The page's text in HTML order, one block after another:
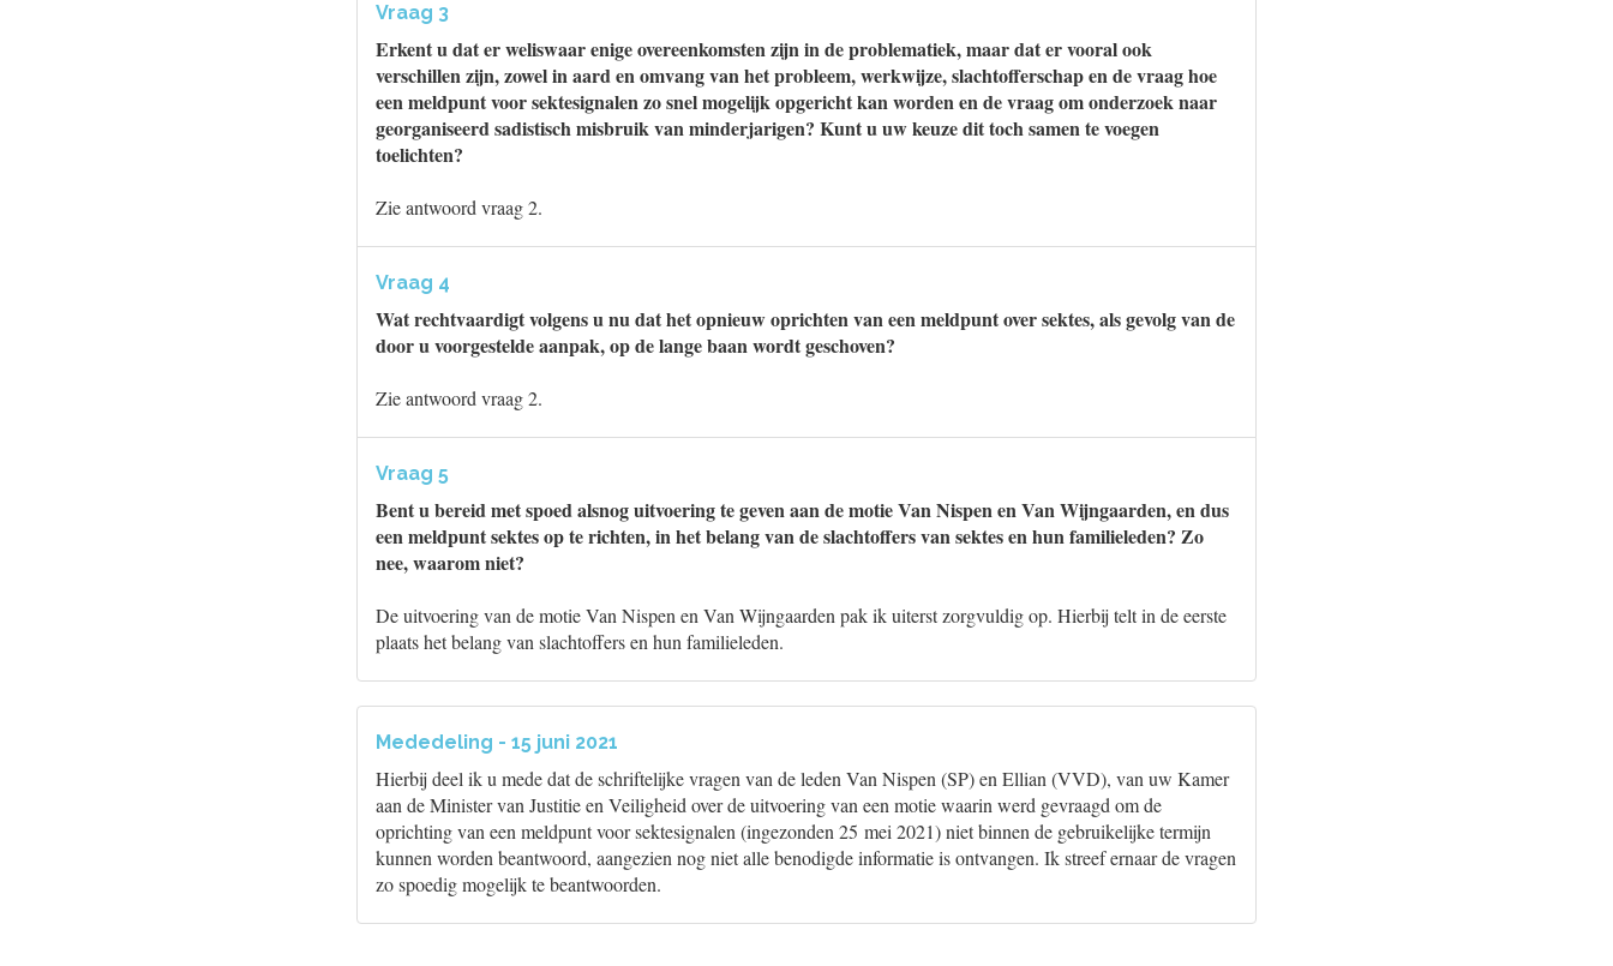
Vraag 3
Erkent u dat er weliswaar enige overeenkomsten zijn in de problematiek, maar dat er vooral ook
verschillen zijn, zowel in aard en omvang van het probleem, werkwijze, slachtofferschap en de vraag hoe
een meldpunt voor sektesignalen zo snel mogelijk opgericht kan worden en de vraag om onderzoek naar
georganiseerd sadistisch misbruik van minderjarigen? Kunt u uw keuze dit toch samen te voegen
toelichten?
Zie antwoord vraag 2.
Vraag 4
Wat rechtvaardigt volgens u nu dat het opnieuw oprichten van een meldpunt over sektes, als gevolg van de
door u voorgestelde aanpak, op de lange baan wordt geschoven?
Zie antwoord vraag 2.
Vraag 5
Bent u bereid met spoed alsnog uitvoering te geven aan de motie Van Nispen en Van Wijngaarden, en dus
een meldpunt sektes op te richten, in het belang van de slachtoffers van sektes en hun familieleden? Zo
nee, waarom niet?
De uitvoering van de motie Van Nispen en Van Wijngaarden pak ik uiterst zorgvuldig op. Hierbij telt in de eerste
plaats het belang van slachtoffers en hun familieleden.
Mededeling - 15 juni 2021
Hierbij deel ik u mede dat de schriftelijke vragen van de leden Van Nispen (SP) en Ellian (VVD), van uw Kamer
aan de Minister van Justitie en Veiligheid over de uitvoering van een motie waarin werd gevraagd om de
oprichting van een meldpunt voor sektesignalen (ingezonden 25 mei 2021) niet binnen de gebruikelijke termijn
kunnen worden beantwoord, aangezien nog niet alle benodigde informatie is ontvangen. Ik streef ernaar de vragen
zo spoedig mogelijk te beantwoorden.